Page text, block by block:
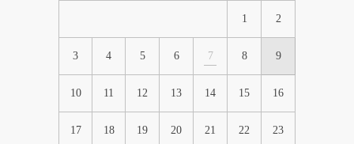
1 2
3 4 5 6 7 8 9
10 11 12 13 14 15 16
17 18 19 20 21 22 23